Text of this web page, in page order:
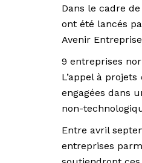
Dans le cadre
ont été lancés
Avenir
9 entreprises
L’appel à
engagées dans
non-
Entre avril
entreprises